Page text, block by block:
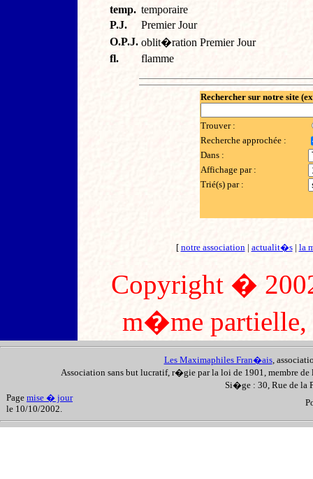
temp. temporaire
P.J.
Premier Jour
O.P.J. oblit�ration Premier Jour
fl.
flamme
Rechercher sur notre site
Trouver :
Recherche approchée :
Dans :
Affichage par :
Trié(s) par :
[ notre association| actualit�s| la
Copyright �
m�me partielle,
Les Maximaphiles Fran�ais,
Association sans but lucratif, r�gie par la loi de 1901, membre de
Si�ge : 30, Rue de la
Page mise � jour
le 10/10/2002.